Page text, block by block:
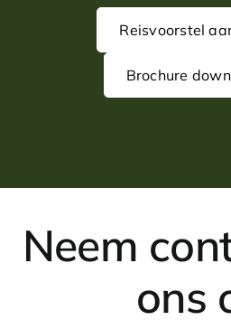
Reisvoorstel
Brochure
Neem
ons